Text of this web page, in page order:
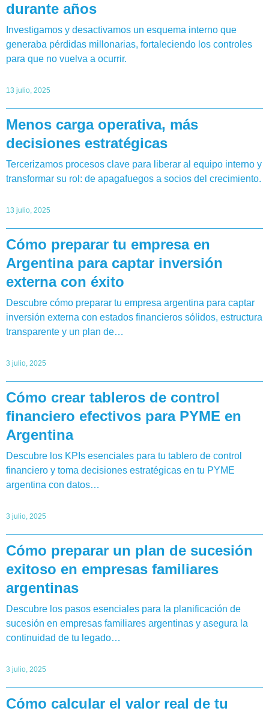
durante años
Investigamos y desactivamos un esquema interno que
generaba pérdidas millonarias, fortaleciendo los controles
para que no vuelva a ocurrir.
13 julio, 2025
Menos carga operativa, más
decisiones estratégicas
Tercerizamos procesos clave para liberar al equipo interno y
transformar su rol: de apagafuegos a socios del crecimiento.
13 julio, 2025
Cómo preparar tu empresa en
Argentina para captar inversión
externa con éxito
Descubre cómo preparar tu empresa argentina para captar
inversión externa con estados financieros sólidos, estructura
transparente y un plan de…
3 julio, 2025
Cómo crear tableros de control
financiero efectivos para PYME en
Argentina
Descubre los KPIs esenciales para tu tablero de control
financiero y toma decisiones estratégicas en tu PYME
argentina con datos…
3 julio, 2025
Cómo preparar un plan de sucesión
exitoso en empresas familiares
argentinas
Descubre los pasos esenciales para la planificación de
sucesión en empresas familiares argentinas y asegura la
continuidad de tu legado…
3 julio, 2025
Cómo calcular el valor real de tu